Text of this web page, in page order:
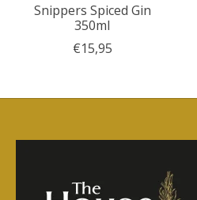
Snippers Spiced Gin
350ml
€15,95